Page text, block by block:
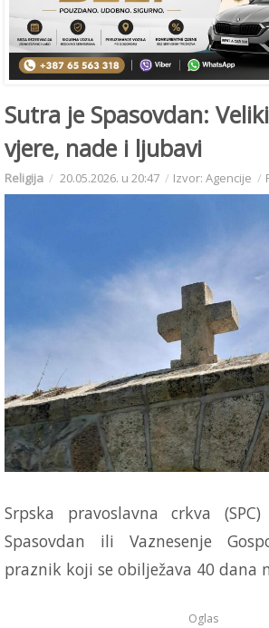
Sutra je Spasovdan:
vjere, nade i ljubavi
Religija 20.05.2026. u 20:47 Izvor: Agencije
Srpska pravoslavna crkva
Spasovdan ili Vaznesenje
praznik koji se obilježava 40 dana
Oglas